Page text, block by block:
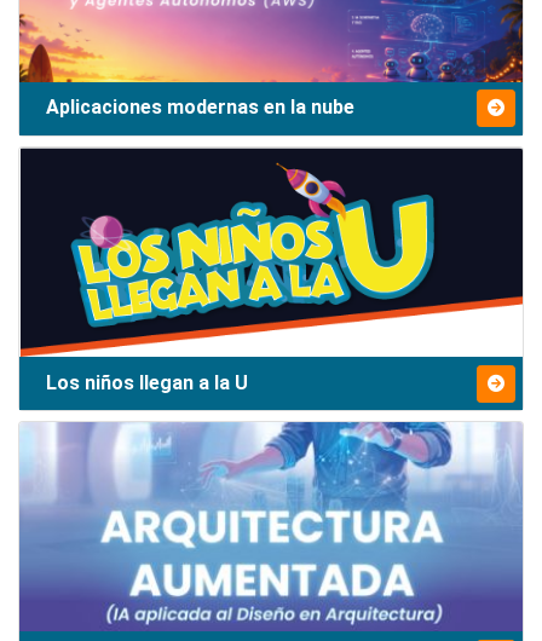
Aplicaciones modernas en la nube
Los niños llegan a la U